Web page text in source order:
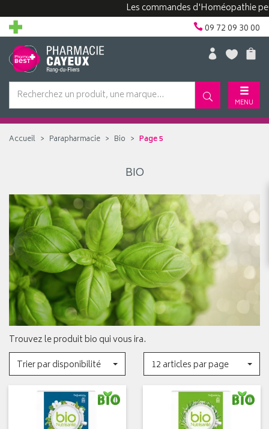
Les commandes d'Homéopathie
09 72 09 30 00
MENU
Accueil Parapharmacie Bio Page 5
BIO
Trouvez le produit bio qui vous ira.
Trier par disponibilité
12 articles par page